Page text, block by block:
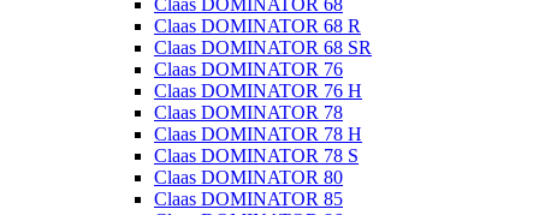
Claas DOMINATOR 68
Claas DOMINATOR 68 R
Claas DOMINATOR 68 SR
Claas DOMINATOR 76
Claas DOMINATOR 76 H
Claas DOMINATOR 78
Claas DOMINATOR 78 H
Claas DOMINATOR 78 S
Claas DOMINATOR 80
Claas DOMINATOR 85